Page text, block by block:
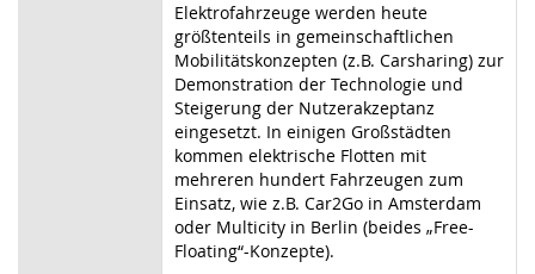
Elektrofahrzeuge werden heute
größtenteils in gemeinschaftlichen
Mobilitätskonzepten (z.B. Carsharing) zur
Demonstration der Technologie und
Steigerung der Nutzerakzeptanz
eingesetzt. In einigen Großstädten
kommen elektrische Flotten mit
mehreren hundert Fahrzeugen zum
Einsatz, wie z.B. Car2Go in Amsterdam
oder Multicity in Berlin (beides „Free-
Floating“-Konzepte).